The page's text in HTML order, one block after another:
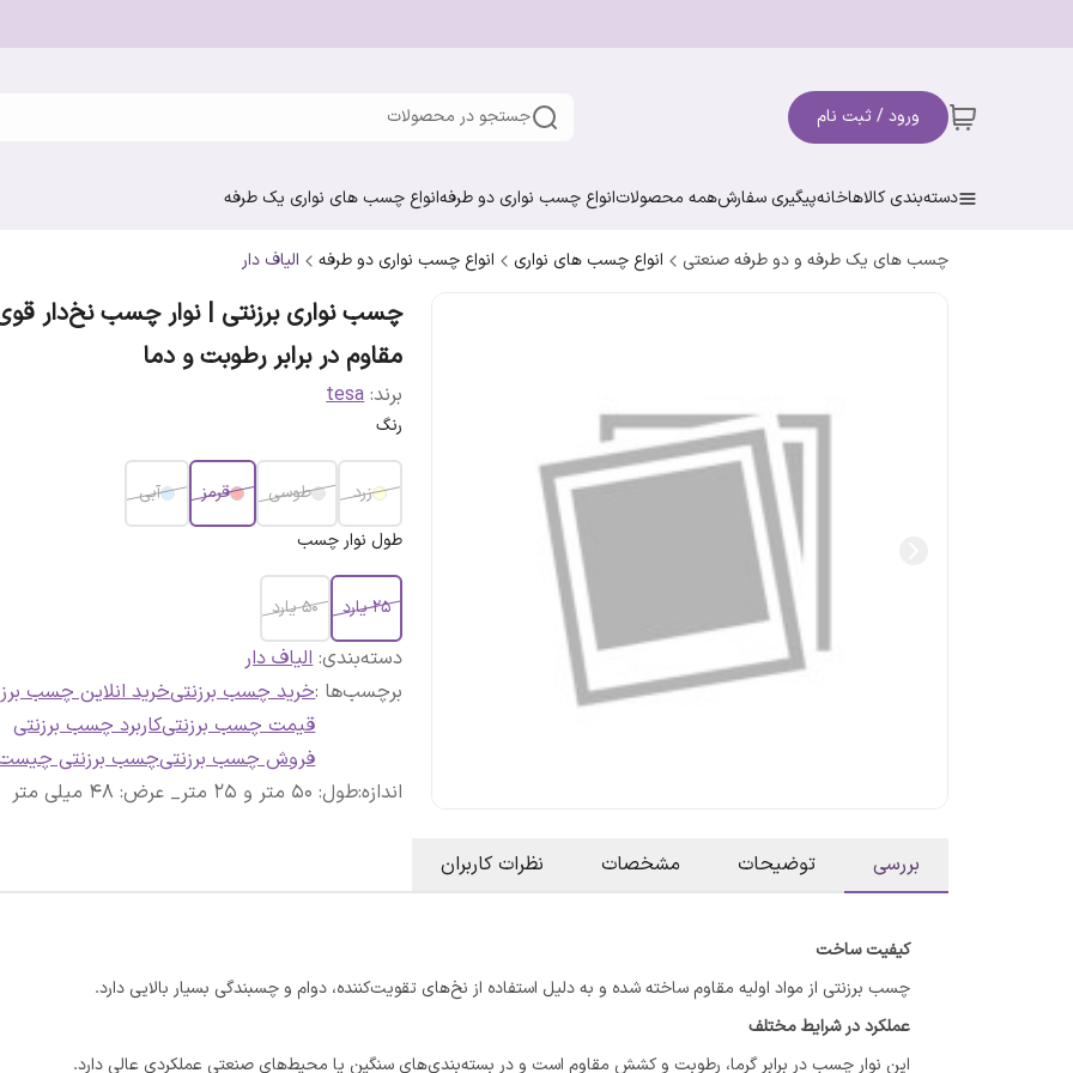
ورود / ثبت نام جستجو در محصولات
دسته‌بندی کالاهاخانهپیگیری سفارشهمه محصولاتانواع چسب نواری دو طرفهانواع چسب های نواری یک طرفه
چسب های یک طرفه و دو طرفه صنعتی انواع چسب های نواری انواع چسب نواری دو طرفه الیاف دار
چسب نواری برزنتی | نوار چسب نخ‌دار
مقاوم در برابر رطوبت و دما
برند: tesa
رنگ
زرد طوسی قرمز
آبی
طول نوار چسب
25 یارد 50 یارد
دسته‌بندی:الیاف دار
برچسب‌ها :خرید چسب برزنتیخرید انلاین چسب
قیمت چسب برزنتیکاربرد چسب برزنتی
فروش چسب برزنتیچسب برزنتی
اندازه:طول: 50 متر و 25 متر_ عرض: 48 میلی متر
بررسی توضیحات مشخصات نظرات کاربران
کیفیت ساخت
چسب برزنتی از مواد اولیه مقاوم ساخته شده و به دلیل استفاده از نخ‌های تقویت‌کننده، دوام و چسبندگی بسیار بالایی دارد.
عملکرد در شرایط مختلف
این نوار چسب در برابر گرما، رطوبت و کشش مقاوم است و در بسته‌بندی‌های سنگین یا محیط‌های صنعتی عملکردی عالی دارد.